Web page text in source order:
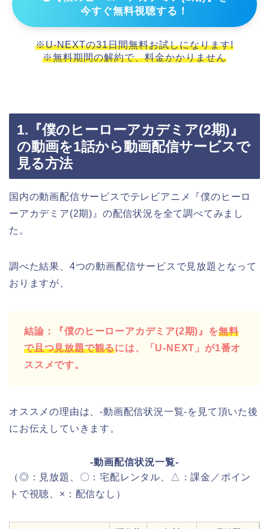
今すぐ無料視聴する！
※U-NEXTの31日間無料お試しになります!
※無料期間の解約で、料金かかりません
1.『僕のヒーローアカデミア(2期)』
の動画を1話から動画配信サービスで
見る方法
国内の動画配信サービスでテレビアニメ『僕のヒーロ
ーアカデミア(2期)』の配信状況を全て調べてみまし
た。
調べた結果、4つの動画配信サービスで見放題となって
おりますが、
結論：『僕のヒーローアカデミア(2期)』を無料
で且つ見放題で観るには、「U-NEXT」が1番オ
ススメです。
オススメの理由は、-動画配信状況一覧-を見て頂いた後
にお伝えしていきます。
-動画配信状況一覧-
（◎：見放題、〇：宅配レンタル、△：課金／ポイン
トで視聴、×：配信なし）